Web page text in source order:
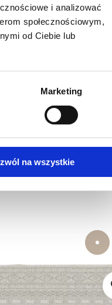
i analizować
społecznościowym,
od Ciebie lub
Marketing
na wszystkie